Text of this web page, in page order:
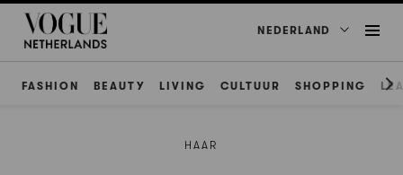
NEDERLAND
FASHION BEAUTY LIVING CULTUUR SHOPPING
HAAR